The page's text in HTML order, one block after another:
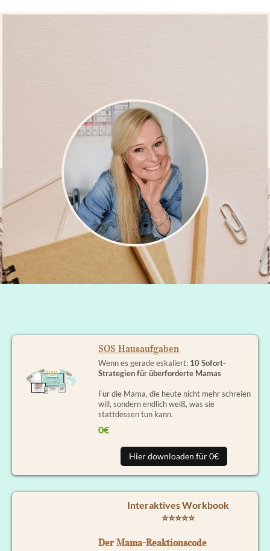
SOS Hausaufgaben
Wenn es gerade eskaliert: 10 Sofort-
Strategien für überforderte Mamas
Für die Mama, die heute nicht mehr schreien
will, sondern endlich weiß, was sie
stattdessen tun kann.
0€
Hier downloaden für 0€
Interaktives Workbook
⭐⭐⭐⭐⭐
Der Mama-Reaktionscode